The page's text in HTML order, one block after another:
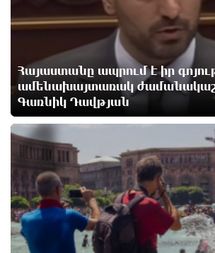
ԼՀԿ-ն պահանջում է
եպիսկոպոսների դեմ քրեական
Սարյան փողոցի բնակարաններից
պայթյունի հետևանքով 55-
«Այրվածքաբանության ազգային
Սլովակիայի արևելքում
հայտարարվել շոգի ալիքների
Հայաստանը ապրում է իր
ամենախայտառակ
Գառնիկ Դավթյան
4